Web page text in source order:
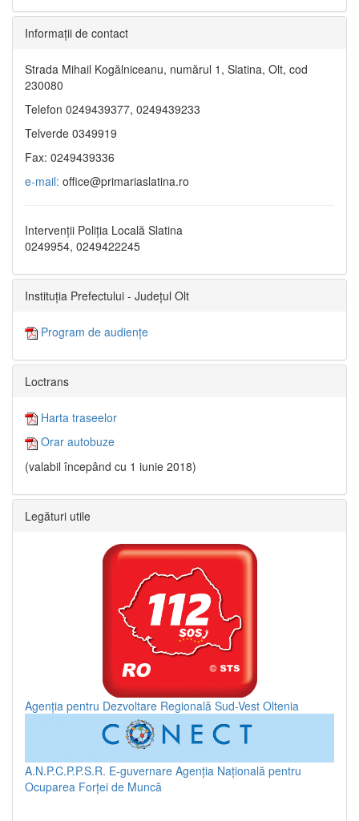
Informaţii de contact
Strada Mihail Kogălniceanu, numărul 1, Slatina, Olt, cod
230080
Telefon 0249439377, 0249439233
Telverde 0349919
Fax: 0249439336
e-mail: office@primariaslatina.ro
Intervenții Poliția Locală Slatina
0249954, 0249422245
Instituția Prefectului - Județul Olt
Program de audiențe
Loctrans
Harta traseelor
Orar autobuze
(valabil începând cu 1 iunie 2018)
Legături utile
Agenția pentru Dezvoltare Regională Sud-Vest Oltenia
A.N.P.C.P.P.S.R. E-guvernare Agenția Națională pentru
Ocuparea Forței de Muncă